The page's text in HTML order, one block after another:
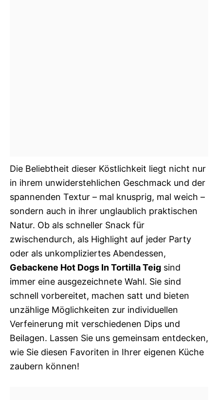
Die Beliebtheit dieser Köstlichkeit liegt nicht nur
in ihrem unwiderstehlichen Geschmack und der
spannenden Textur – mal knusprig, mal weich –
sondern auch in ihrer unglaublich praktischen
Natur. Ob als schneller Snack für
zwischendurch, als Highlight auf jeder Party
oder als unkompliziertes Abendessen,
Gebackene Hot Dogs In Tortilla Teig sind
immer eine ausgezeichnete Wahl. Sie sind
schnell vorbereitet, machen satt und bieten
unzählige Möglichkeiten zur individuellen
Verfeinerung mit verschiedenen Dips und
Beilagen. Lassen Sie uns gemeinsam entdecken,
wie Sie diesen Favoriten in Ihrer eigenen Küche
zaubern können!